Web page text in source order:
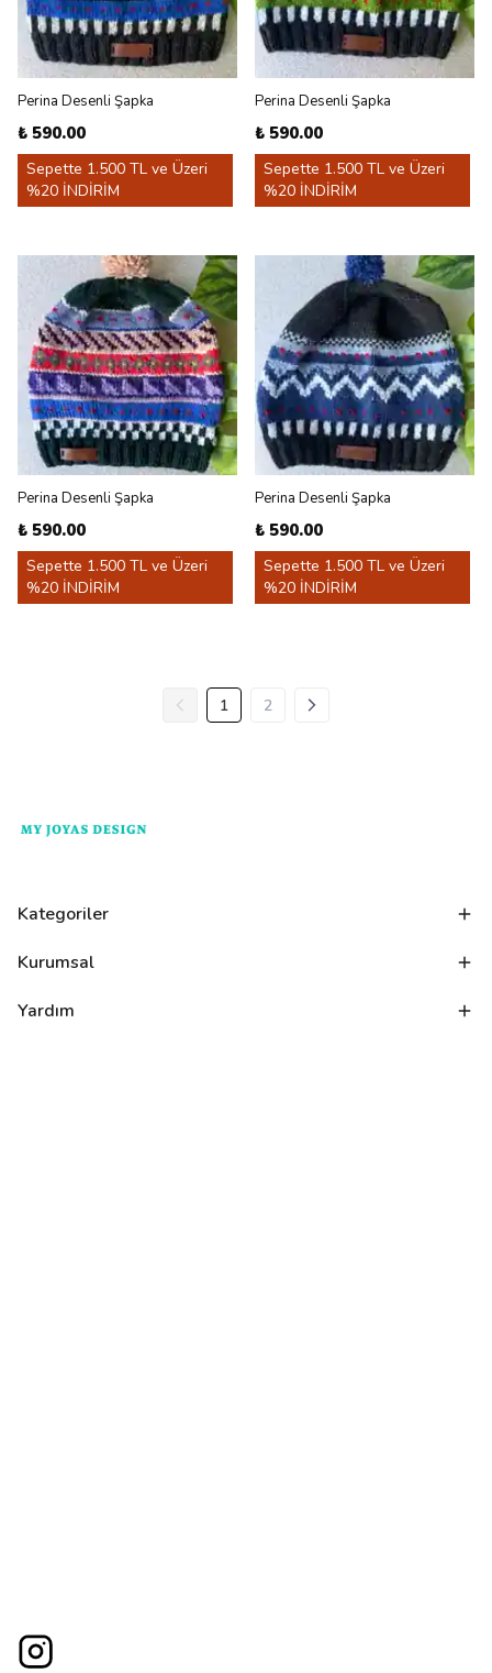
Perina Desenli Şapka
₺ 590.00
Sepette 1.500 TL ve Üzeri
%20 İNDİRİM
Perina Desenli Şapka
₺ 590.00
Sepette 1.500 TL ve Üzeri
%20 İNDİRİM
Perina Desenli Şapka
₺ 590.00
Sepette 1.500 TL ve Üzeri
%20 İNDİRİM
Perina Desenli Şapka
₺ 590.00
Sepette 1.500 TL ve Üzeri
%20 İNDİRİM
1 2
Kategoriler
Kurumsal
Yardım